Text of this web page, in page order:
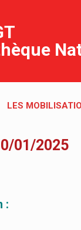
LES
01/2025
: